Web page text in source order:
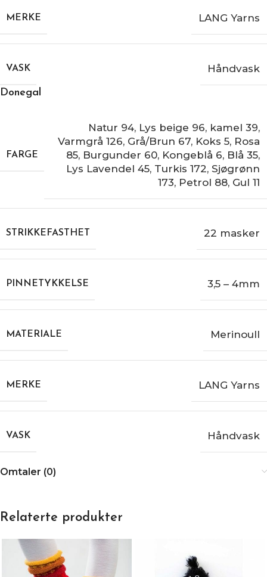
MERKE LANG Yarns
VASK Håndvask
Donegal
FARGE
Natur 94, Lys beige 96, kamel 39,
Varmgrå 126, Grå/Brun 67, Koks 5, Rosa
85, Burgunder 60, Kongeblå 6, Blå 35,
Lys Lavendel 45, Turkis 172, Sjøgrønn
173, Petrol 88, Gul 11
STRIKKEFASTHET 22 masker
PINNETYKKELSE 3,5 – 4mm
MATERIALE Merinoull
MERKE LANG Yarns
VASK Håndvask
Omtaler (0)
Relaterte produkter